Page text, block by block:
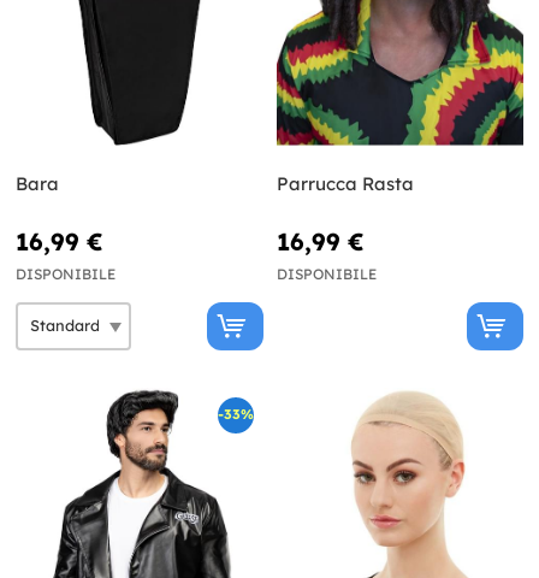
Bara
16,99 €
DISPONIBILE
Parrucca Rasta
16,99 €
DISPONIBILE
-33%